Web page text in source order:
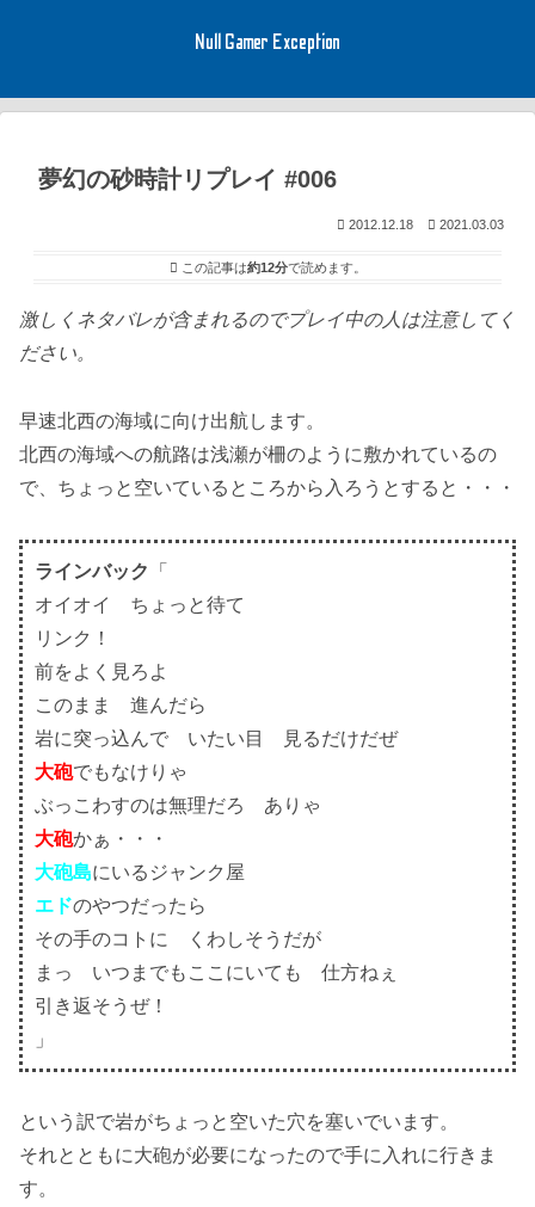
Null Gamer Exception
夢幻の砂時計リプレイ #006
2012.12.18 2021.03.03
この記事は約12分で読めます。
激しくネタバレが含まれるのでプレイ中の人は注意してく
ださい。
早速北西の海域に向け出航します。
北西の海域への航路は浅瀬が柵のように敷かれているの
で、ちょっと空いているところから入ろうとすると・・・
ラインバック
「
オイオイ ちょっと待て
リンク！
前をよく見ろよ
このまま 進んだら
岩に突っ込んで いたい目 見るだけだぜ
大砲でもなけりゃ
ぶっこわすのは無理だろ ありゃ
大砲かぁ・・・
大砲島にいるジャンク屋
エドのやつだったら
その手のコトに くわしそうだが
まっ いつまでもここにいても 仕方ねぇ
引き返そうぜ！
」
という訳で岩がちょっと空いた穴を塞いでいます。
それとともに大砲が必要になったので手に入れに行きま
す。